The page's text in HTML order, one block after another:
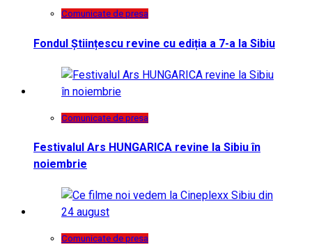
Comunicate de presa
Fondul Științescu revine cu ediția a 7-a la Sibiu
Comunicate de presa
Festivalul Ars HUNGARICA revine la Sibiu în
noiembrie
Comunicate de presa